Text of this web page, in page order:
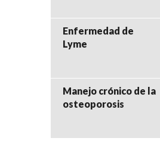
Enfermedad de
Lyme
Manejo crónico de la
osteoporosis